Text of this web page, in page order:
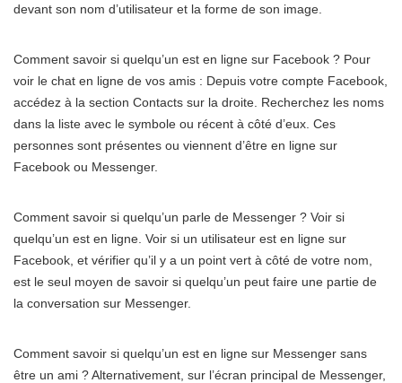
devant son nom d’utilisateur et la forme de son image.
Comment savoir si quelqu’un est en ligne sur Facebook ? Pour
voir le chat en ligne de vos amis : Depuis votre compte Facebook,
accédez à la section Contacts sur la droite. Recherchez les noms
dans la liste avec le symbole ou récent à côté d’eux. Ces
personnes sont présentes ou viennent d’être en ligne sur
Facebook ou Messenger.
Comment savoir si quelqu’un parle de Messenger ? Voir si
quelqu’un est en ligne. Voir si un utilisateur est en ligne sur
Facebook, et vérifier qu’il y a un point vert à côté de votre nom,
est le seul moyen de savoir si quelqu’un peut faire une partie de
la conversation sur Messenger.
Comment savoir si quelqu’un est en ligne sur Messenger sans
être un ami ? Alternativement, sur l’écran principal de Messenger,